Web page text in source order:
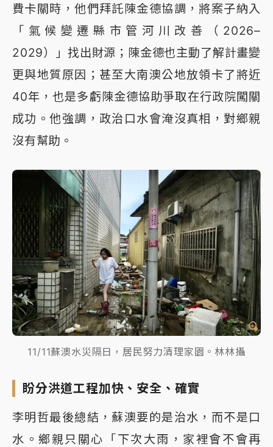
費卡關時，他們拜託陳金德協調，將案子納入
「氣候變遷縣市管河川改善（2026–
2029）」找出財源；陳金德也主動了解計畫變
更與地質原因；甚至大南澳公地放領卡了將近
40年，也是多虧陳金德協助爭取在行政院闖關
成功。他強調，政治口水會淹沒真相，對鄉親
沒有幫助。
11/11蘇澳水災隔日，居民努力清理家園。林林攝
盼分洪道工程加快、安全、確實
李明哲最後總結，蘇澳要的是治水，而不是口
水。鄉親只關心「下次大雨，家裡會不會再